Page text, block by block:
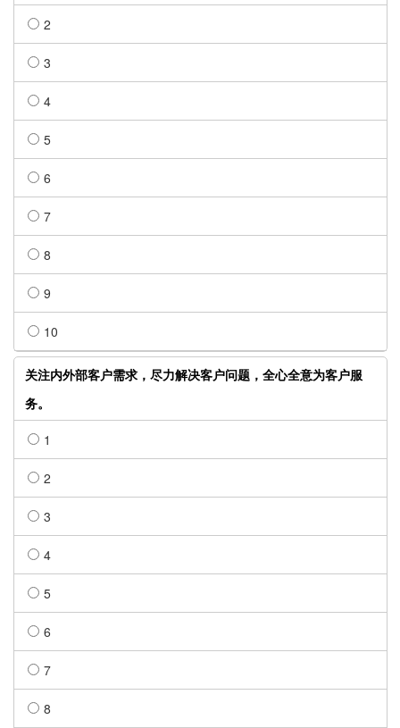
2
3
4
5
6
7
8
9
10
关注内外部客户需求，尽力解决客户问题，全心全意为客户服
务。
1
2
3
4
5
6
7
8